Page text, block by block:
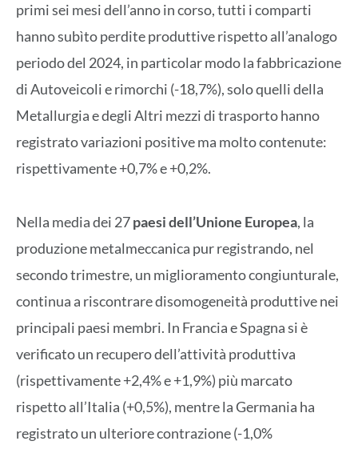
primi sei mesi dell’anno in corso, tutti i comparti
hanno subìto perdite produttive rispetto all’analogo
periodo del 2024, in particolar modo la fabbricazione
di Autoveicoli e rimorchi (-18,7%), solo quelli della
Metallurgia e degli Altri mezzi di trasporto hanno
registrato variazioni positive ma molto contenute:
rispettivamente +0,7% e +0,2%.
Nella media dei 27paesi dell’Unione Europea, la
produzione metalmeccanica pur registrando, nel
secondo trimestre, un miglioramento congiunturale,
continua a riscontrare disomogeneità produttive nei
principali paesi membri. In Francia e Spagna si è
verificato un recupero dell’attività produttiva
(rispettivamente +2,4% e +1,9%) più marcato
rispetto all’Italia (+0,5%), mentre la Germania ha
registrato un ulteriore contrazione (-1,0%